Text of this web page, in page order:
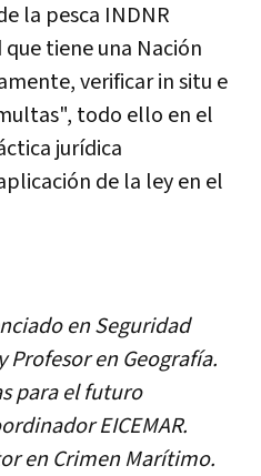
la pesca INDNR
tiene una Nación
verificar in situ e
todo ello en el
jurídica
de la ley en el
en Seguridad
en Geografía.
para el futuro
EICEMAR.
en Crimen Marítimo.